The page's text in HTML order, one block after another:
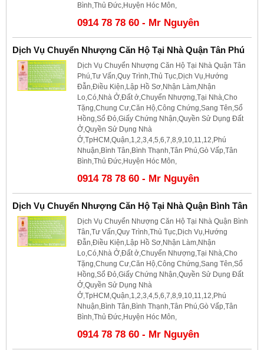
Bình,Thủ Đức,Huyện Hóc Môn,
0914 78 78 60 - Mr Nguyên
Dịch Vụ Chuyển Nhượng Căn Hộ Tại Nhà Quận Tân Phú
Dịch Vụ Chuyển Nhượng Căn Hộ Tại Nhà Quận Tân
Phú,Tư Vấn,Quy Trình,Thủ Tục,Dịch Vụ,Hướng
Đẫn,Điều Kiện,Lập Hồ Sơ,Nhận Làm,Nhận
Lo,Có,Nhà Ở,Đất ở,Chuyển Nhượng,Tại Nhà,Cho
Tặng,Chung Cư,Căn Hộ,Công Chứng,Sang Tên,Sổ
Hồng,Sổ Đỏ,Giấy Chứng Nhận,Quyền Sử Dụng Đất
Ở,Quyền Sử Dụng Nhà
Ở,TpHCM,Quận,1,2,3,4,5,6,7,8,9,10,11,12,Phú
Nhuận,Bình Tân,Bình Thạnh,Tân Phú,Gò Vấp,Tân
Bình,Thủ Đức,Huyện Hóc Môn,
0914 78 78 60 - Mr Nguyên
Dịch Vụ Chuyển Nhượng Căn Hộ Tại Nhà Quận Bình Tân
Dịch Vụ Chuyển Nhượng Căn Hộ Tại Nhà Quận Bình
Tân,Tư Vấn,Quy Trình,Thủ Tục,Dịch Vụ,Hướng
Đẫn,Điều Kiện,Lập Hồ Sơ,Nhận Làm,Nhận
Lo,Có,Nhà Ở,Đất ở,Chuyển Nhượng,Tại Nhà,Cho
Tặng,Chung Cư,Căn Hộ,Công Chứng,Sang Tên,Sổ
Hồng,Sổ Đỏ,Giấy Chứng Nhận,Quyền Sử Dụng Đất
Ở,Quyền Sử Dụng Nhà
Ở,TpHCM,Quận,1,2,3,4,5,6,7,8,9,10,11,12,Phú
Nhuận,Bình Tân,Bình Thạnh,Tân Phú,Gò Vấp,Tân
Bình,Thủ Đức,Huyện Hóc Môn,
0914 78 78 60 - Mr Nguyên